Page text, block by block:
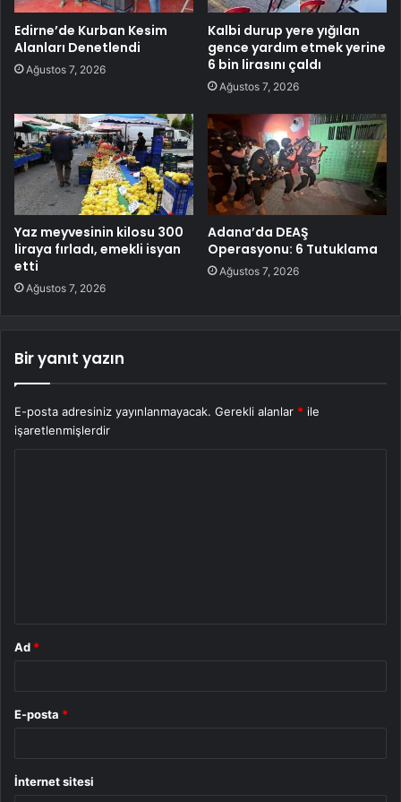
Edirne’de Kurban Kesim
Alanları Denetlendi
Ağustos 7, 2026
Kalbi durup yere yığılan
gence yardım etmek yerine
6 bin lirasını çaldı
Ağustos 7, 2026
Yaz meyvesinin kilosu 300
liraya fırladı, emekli isyan
etti
Ağustos 7, 2026
Adana’da DEAŞ
Operasyonu: 6 Tutuklama
Ağustos 7, 2026
Bir yanıt yazın
E-posta adresiniz yayınlanmayacak. Gerekli alanlar * ile
işaretlenmişlerdir
Ad *
E-posta *
İnternet sitesi